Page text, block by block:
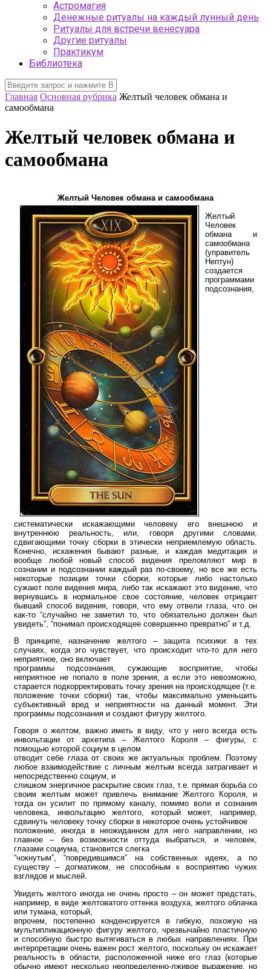
Астромагия
Денежные ритуалы на каждый лунный день
Ритуалы для встречи венесуара
Другие ритуалы
Практикум
Библиотека
Главная Основная рубрика Желтый человек обмана и
самообмана
Желтый человек обмана и
самообмана
Желтый Человек обмана и самообмана
Желтый
Человек
обмана и
самообмана
(управитель
Нептун)
создается
программами
подсознания,
систематически искажающими человеку его внешнюю и
внутреннюю реальность, или, говоря другими словами,
сдвигающими точку сборки в этически неприемлемую область.
Конечно, искажения бывают разные, и каждая медитация и
вообще любой новый способ видения преломляют мир в
сознании и подсознании каждый раз по-своему, но все же есть
некоторые позиции точки сборки, которые либо настолько
сужают поле видения мира, либо так искажают это видение, что
вернувшись в нормальное свое состояние, человек отрицает
бывший способ видения, говоря, что ему отвели глаза, что он
как-то “случайно не заметил то, что обязательно должен был
увидеть”, “понимал происходящее совершенно превратно” и т.д.
В принципе, назначение желтого – защита психики: в тех
случаях, когда эго чувствует, что происходит что-то для него
неприятное, оно включает
программы подсознания, сужающие восприятие, чтобы
неприятное не попало в поле зрения, а если это невозможно,
старается подкорректировать точку зрения на происходящее (т.е.
положение точки сборки) так, чтобы максимально уменьшить
субъективный вред и неприятности на данный момент. Эти
программы подсознания и создают фигуру желтого.
Говоря о желтом, важно иметь в виду, что у него всегда есть
инвольтации от архетипа – Желтого Короля – фигуры, с
помощью которой социум в целом
отводит себе глаза от своих же актуальных проблем. Поэтому
любое взаимодействие с личным желтым всегда затрагивает и
непосредственно социум, и
слишком энергичное раскрытие своих глаз, т.е. прямая борьба со
своим желтым может привлечь внимание Желтого Короля, и
тогда он усилит по прямому каналу, помимо воли и сознания
человека, инвольтацию желтого, который может, например,
сдвинуть человеку точку сборки в некоторое очень устойчивое
положение, иногда в неожиданном для него направлении, но
главное – без возможности оттуда выбраться, и человек,
глазами социума, становится слегка
“чокнутым”, “повредившимся” на собственных идеях, а по
существу – догматиком, не способным к восприятию чужих
взглядов и мыслей.
Увидеть желтого иногда не очень просто – он может предстать,
например, в виде желтоватого оттенка воздуха, желтого облачка
или тумана, который,
впрочем, постепенно конденсируется в гибкую, похожую на
мультипликационную фигуру желтого, чрезвычайно пластичную
и способную быстро вытягиваться в любых направлениях. При
интерпретации очень важен рост желтого, поскольку он искажает
реальность в области, расположенной ниже его глаз (которые
обычно имеют несколько неопределенно-лживое выражение, но